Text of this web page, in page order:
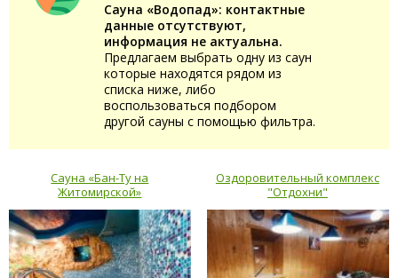
Сауна «Водопад»: контактные
данные отсутствуют,
информация не актуальна.
Предлагаем выбрать одну из саун
которые находятся рядом из
списка ниже, либо
воспользоваться подбором
другой сауны с помощью фильтра.
Сауна «Бан-Ту на
Житомирской»
Оздоровительный комплекс
"Отдохни"